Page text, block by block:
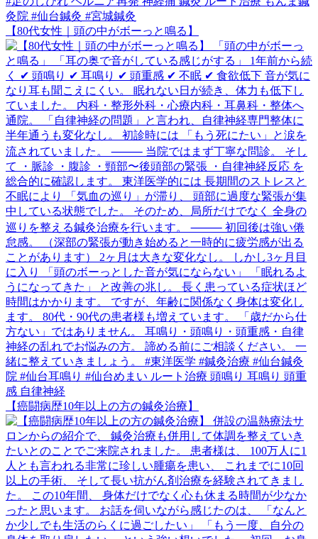
【80代女性｜頭の中がボーっと鳴る】
【癌闘病歴10年以上の方の鍼灸治療】